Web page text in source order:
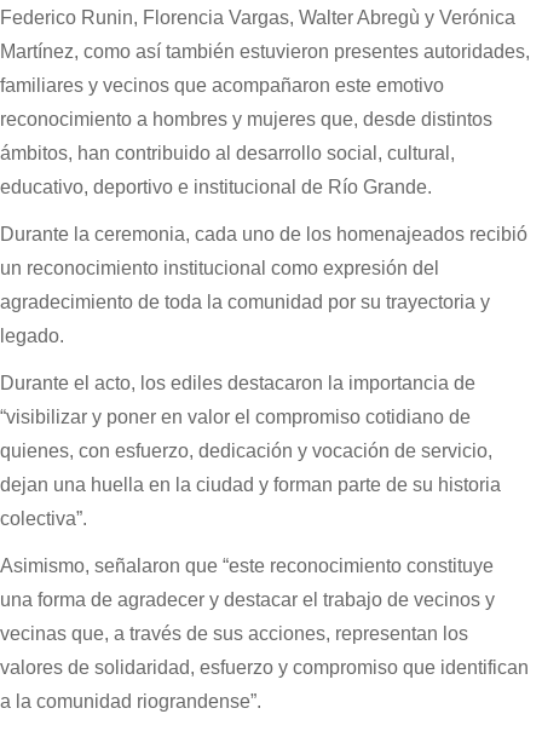
Federico Runin, Florencia Vargas, Walter Abregù y Verónica
Martínez, como así también estuvieron presentes autoridades,
familiares y vecinos que acompañaron este emotivo
reconocimiento a hombres y mujeres que, desde distintos
ámbitos, han contribuido al desarrollo social, cultural,
educativo, deportivo e institucional de Río Grande.
Durante la ceremonia, cada uno de los homenajeados recibió
un reconocimiento institucional como expresión del
agradecimiento de toda la comunidad por su trayectoria y
legado.
Durante el acto, los ediles destacaron la importancia de
“visibilizar y poner en valor el compromiso cotidiano de
quienes, con esfuerzo, dedicación y vocación de servicio,
dejan una huella en la ciudad y forman parte de su historia
colectiva”.
Asimismo, señalaron que “este reconocimiento constituye
una forma de agradecer y destacar el trabajo de vecinos y
vecinas que, a través de sus acciones, representan los
valores de solidaridad, esfuerzo y compromiso que identifican
a la comunidad riograndense”.